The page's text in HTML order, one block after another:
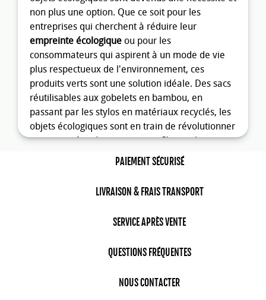
non plus une option. Que ce soit pour les
entreprises qui cherchent à réduire leur
empreinte écologique ou pour les
consommateurs qui aspirent à un mode de vie
plus respectueux de l'environnement, ces
produits verts sont une solution idéale. Des sacs
réutilisables aux gobelets en bambou, en
passant par les stylos en matériaux recyclés, les
objets écologiques sont en train de révolutionner
notre manière de consommer. Choisir des
développement durable
donner une dimension éthique et responsable à
toucheront et sensibiliseront vos collaborateurs
retiendra l’attention de vos prospects
marque. Une communication parl’objet
avec vos clients, prospects,
PAIEMENT SÉCURISÉ
LIVRAISON & FRAIS TRANSPORT
SERVICE APRÈS VENTE
QUESTIONS FRÉQUENTES
NOUS CONTACTER